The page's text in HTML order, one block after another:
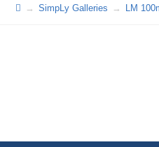
→ SimpLy Galleries → LM